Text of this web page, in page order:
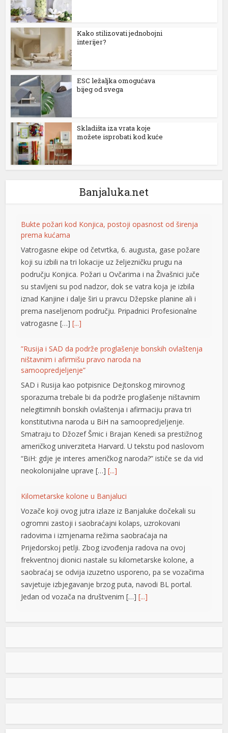
Kako stilizovati jednobojni
interijer?
ESC ležaljka omogućava
bijeg od svega
Skladišta iza vrata koje
možete isprobati kod kuće
Banjaluka.net
Bukte požari kod Konjica, postoji opasnost od širenja
prema kućama
Vatrogasne ekipe od četvrtka, 6. augusta, gase požare
koji su izbili na tri lokacije uz željezničku prugu na
području Konjica. Požari u Ovčarima i na Živašnici juče
su stavljeni su pod nadzor, dok se vatra koja je izbila
iznad Kanjine i dalje širi u pravcu Džepske planine ali i
prema naseljenom području. Pripadnici Profesionalne
vatrogasne […][...]
”Rusija i SAD da podrže proglašenje bonskih ovlaštenja
ništavnim i afirmišu pravo naroda na
samoopredjeljenje”
SAD i Rusija kao potpisnice Dejtonskog mirovnog
sporazuma trebale bi da podrže proglašenje ništavnim
nelegitimnih bonskih ovlaštenja i afirmaciju prava tri
konstitutivna naroda u BiH na samoopredjeljenje.
Smatraju to Džozef Šmic i Brajan Kenedi sa prestižnog
američkog univerziteta Harvard. U tekstu pod naslovom
“BiH: gdje je interes američkog naroda?” ističe se da vid
neokolonijalne uprave […][...]
Kilometarske kolone u Banjaluci
Vozače koji ovog jutra izlaze iz Banjaluke dočekali su
ogromni zastoji i saobraćajni kolaps, uzrokovani
radovima i izmjenama režima saobraćaja na
Prijedorskoj petlji. Zbog izvođenja radova na ovoj
frekventnoj dionici nastale su kilometarske kolone, a
saobraćaj se odvija izuzetno usporeno, pa se vozačima
savjetuje izbjegavanje brzog puta, navodi BL portal.
Jedan od vozača na društvenim […][...]
Pripremite kišobrane: Nakon vrelog dana stižu pljuskovi i
Stanovnike Republike Srpske i Bosne i Hercegovine
u poslijepodnevnim i večernjim časovima u pojedinim
preovladavaće pretežno sunčano vrijeme, dok se sa